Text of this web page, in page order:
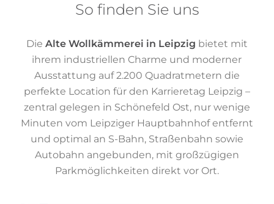
So finden Sie uns
Die Alte Wollkämmerei in Leipzig bietet mit
ihrem industriellen Charme und moderner
Ausstattung auf 2.200 Quadratmetern die
perfekte Location für den Karrieretag Leipzig –
zentral gelegen in Schönefeld Ost, nur wenige
Minuten vom Leipziger Hauptbahnhof entfernt
und optimal an S-Bahn, Straßenbahn sowie
Autobahn angebunden, mit großzügigen
Parkmöglichkeiten direkt vor Ort.